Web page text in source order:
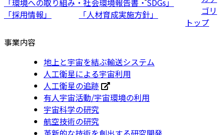
「環境への取り組み・社会環境報告書・SDGs」
「採用情報」
「人材育成実施方針」
ゴリ
トップ
事業内容
地上と宇宙を結ぶ輸送システム
人工衛星による宇宙利用
人工衛星の追跡
有人宇宙活動/宇宙環境の利用
宇宙科学の研究
航空技術の研究